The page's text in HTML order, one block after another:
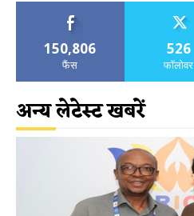
150,806
फैंस
526
फॉलोवर
अन्य लेटेस्ट खबरें